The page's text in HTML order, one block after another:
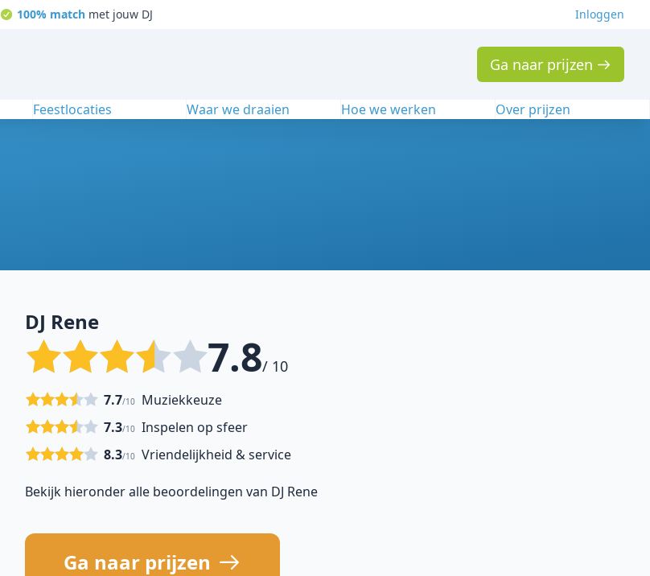
100% matchmet jouw DJ Inloggen
Ga naar prijzen
Feestlocaties Waar we draaien Hoe we werken Over prijzen
DJ Rene
7.8/ 10
Muziekkeuze
7.7/10
Inspelen op sfeer
7.3/10
Vriendelijkheid & service
8.3/10
Bekijk hieronder alle beoordelingen van DJ Rene
Ga naar prijzen